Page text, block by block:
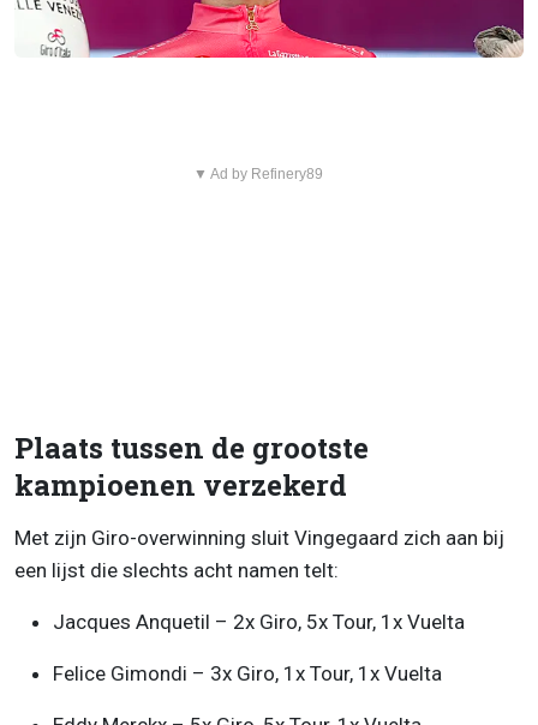
▼ Ad by Refinery89
Plaats tussen de grootste
kampioenen verzekerd
Met zijn Giro-overwinning sluit Vingegaard zich aan bij
een lijst die slechts acht namen telt:
Jacques Anquetil – 2x Giro, 5x Tour, 1x Vuelta
Felice Gimondi – 3x Giro, 1x Tour, 1x Vuelta